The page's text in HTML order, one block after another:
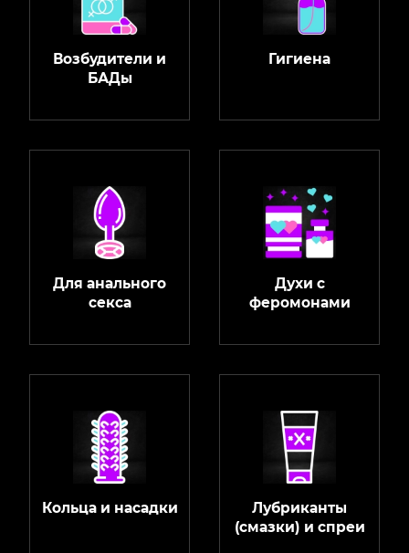
Возбудители и
БАДы
Гигиена
Для анального
секса
Духи с
феромонами
Кольца и насадки
Лубриканты
(смазки) и спреи